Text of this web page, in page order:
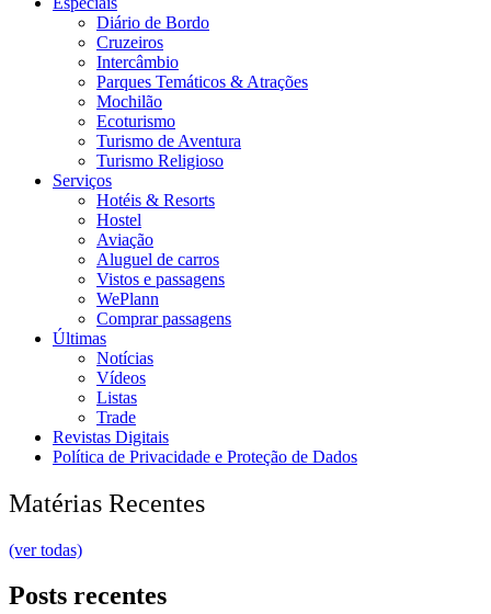
Diário de Bordo
Cruzeiros
Intercâmbio
Parques Temáticos & Atrações
Mochilão
Ecoturismo
Turismo de Aventura
Turismo Religioso
Serviços
Hotéis & Resorts
Hostel
Aviação
Aluguel de carros
Vistos e passagens
WePlann
Comprar passagens
Últimas
Notícias
Vídeos
Listas
Trade
Revistas Digitais
Política de Privacidade e Proteção de Dados
Matérias Recentes
(ver todas)
Posts recentes